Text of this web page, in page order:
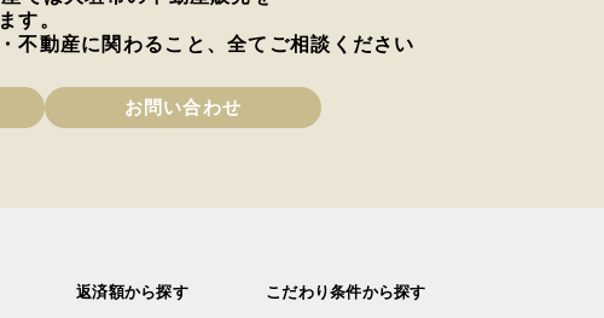
す。
不動産に関わること、全てご相談ください
お問い合わせ
返済額から探す
こだわり条件から探す